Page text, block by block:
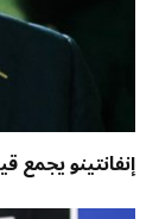
إنفانتينو يجمع